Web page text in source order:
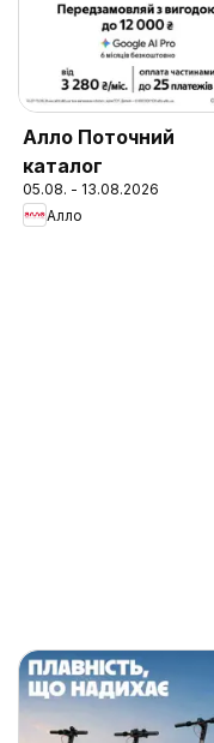
Алло Поточний
каталог
05.08. - 13.08.2026
Алло